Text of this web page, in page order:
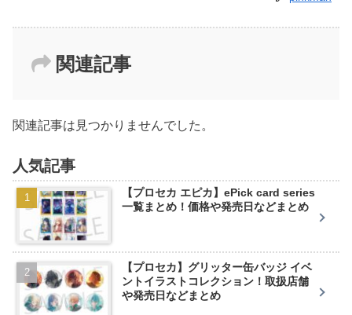
関連記事
関連記事は見つかりませんでした。
人気記事
【プロセカ エピカ】ePick card series
一覧まとめ！価格や発売日などまとめ
【プロセカ】グリッター缶バッジ イベ
ントイラストコレクション！取扱店舗
や発売日などまとめ